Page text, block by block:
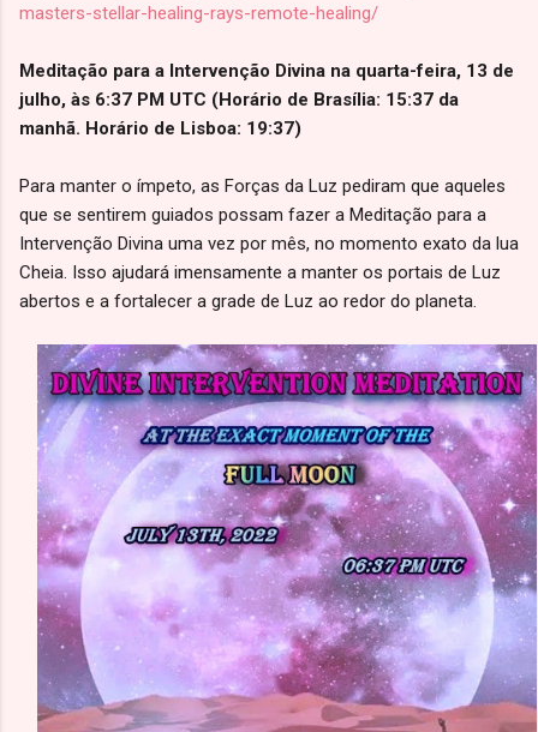
masters-stellar-healing-rays-remote-healing/
Meditação para a Intervenção Divina na quarta-feira, 13 de
julho, às 6:37 PM UTC (Horário de Brasília: 15:37 da
manhã. Horário de Lisboa: 19:37)
Para manter o ímpeto, as Forças da Luz pediram que aqueles
que se sentirem guiados possam fazer a Meditação para a
Intervenção Divina uma vez por mês, no momento exato da lua
Cheia. Isso ajudará imensamente a manter os portais de Luz
abertos e a fortalecer a grade de Luz ao redor do planeta.